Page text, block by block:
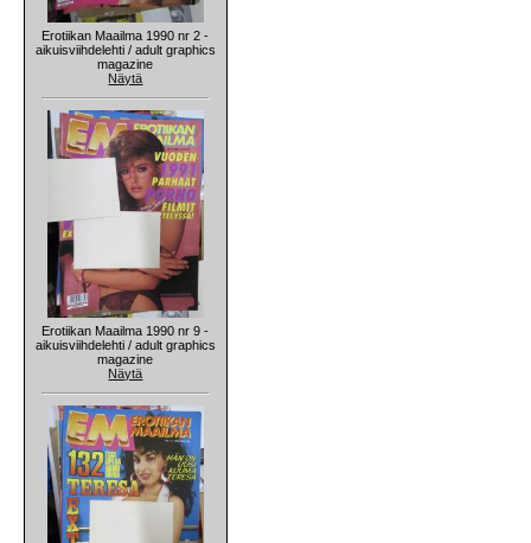
Erotiikan Maailma 1990 nr 2 -
aikuisviihdelehti / adult graphics
magazine
Näytä
Erotiikan Maailma 1990 nr 9 -
aikuisviihdelehti / adult graphics
magazine
Näytä